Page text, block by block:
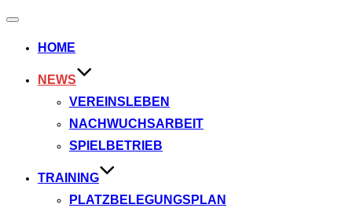
Navigation
HOME
NEWS
VEREINSLEBEN
NACHWUCHSARBEIT
SPIELBETRIEB
TRAINING
PLATZBELEGUNGSPLAN